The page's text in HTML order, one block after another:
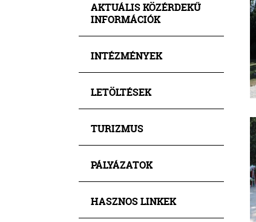
AKTUÁLIS KÖZÉRDEKŰ
INFORMÁCIÓK
INTÉZMÉNYEK
LETÖLTÉSEK
TURIZMUS
PÁLYÁZATOK
HASZNOS LINKEK